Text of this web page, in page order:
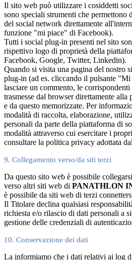
Il sito web può utilizzare i cosiddetti
sono speciali strumenti che permettono
del social network direttamente
funzione "mi piace" di Facebook).
Tutti i social plug-in presenti nel sito
rispettivo logo di proprietà della
Facebook, Google, Twitter, Linkedin).
Quando si visita una pagina del nostro
plug-in (ad es. cliccando il pulsante
lasciare un commento, le
trasmesse dal browser direttamente
e da questo memorizzate. Per
modalità di raccolta, elaborazione,
personali da parte della piattaforma di
modalità attraverso cui esercitare i
consultare la politica privacy adottata
9. Collegamento verso/da siti terzi
Da questo sito web è possibile
verso altri siti web di PANATHLON
è possibile da siti web di terzi
Il Titolare declina qualsiasi
richiesta e/o rilascio di dati personali a
gestione delle credenziali di
10. Conservazione dei dati
La informiamo che i dati relativi ai log